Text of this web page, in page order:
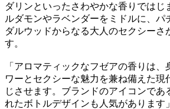
ダリンといったさわやかな香りではじ
ルダモンやラベンダーをミドルに、パ
ダルウッドからなる大人のセクシーさ
す。
「アロマティックなフゼアの香りは
ワーとセクシーな魅力を兼ね備えた現
じさせます。ブランドのアイコンであ
れたボトルデザインも人気があります